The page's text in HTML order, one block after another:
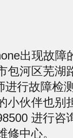
出现故障
包河区芜湖
进行故障检
小伙伴也别
进行咨
中心。